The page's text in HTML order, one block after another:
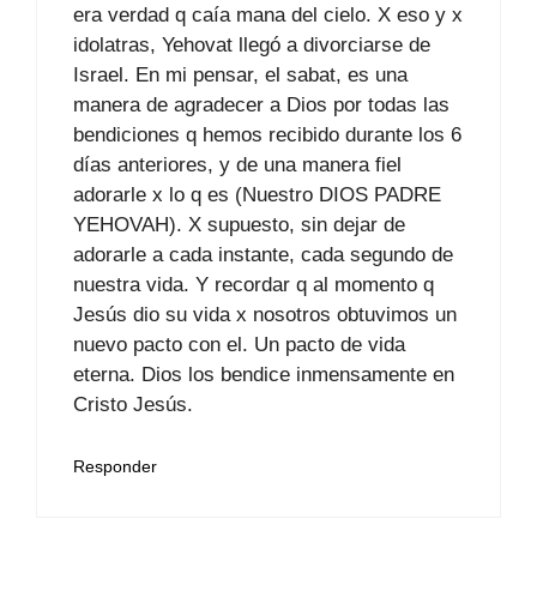
era verdad q caía mana del cielo. X eso y x
idolatras, Yehovat llegó a divorciarse de
Israel. En mi pensar, el sabat, es una
manera de agradecer a Dios por todas las
bendiciones q hemos recibido durante los 6
días anteriores, y de una manera fiel
adorarle x lo q es (Nuestro DIOS PADRE
YEHOVAH). X supuesto, sin dejar de
adorarle a cada instante, cada segundo de
nuestra vida. Y recordar q al momento q
Jesús dio su vida x nosotros obtuvimos un
nuevo pacto con el. Un pacto de vida
eterna. Dios los bendice inmensamente en
Cristo Jesús.
Responder